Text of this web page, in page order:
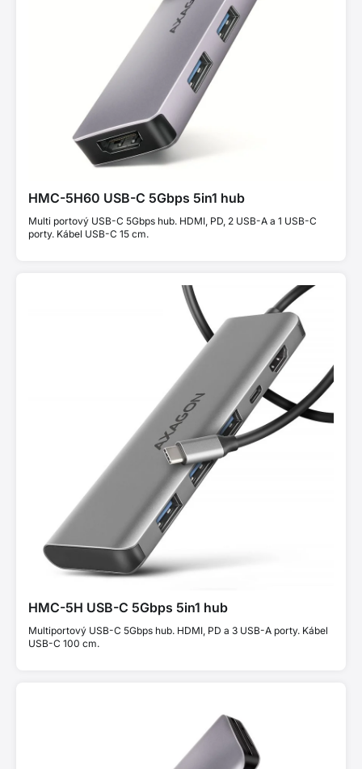
HMC-5H60 USB-C 5Gbps 5in1 hub
Multi portový USB-C 5Gbps hub. HDMI, PD, 2 USB-A a 1 USB-C
porty. Kábel USB-C 15 cm.
HMC-5H USB-C 5Gbps 5in1 hub
Multiportový USB-C 5Gbps hub. HDMI, PD a 3 USB-A porty. Kábel
USB-C 100 cm.